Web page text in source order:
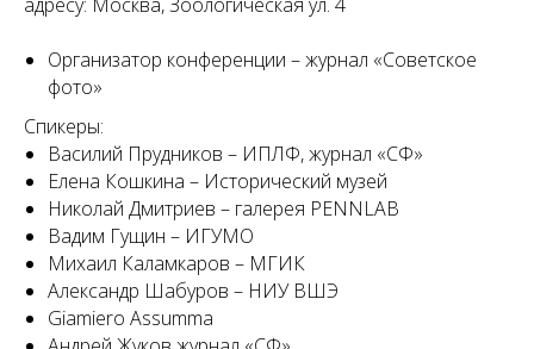
Организатор конференции – журнал «Советское
фото»
Спикеры:
Василий Прудников – ИПЛФ, журнал «СФ»
Елена Кошкина – Исторический музей
Николай Дмитриев – галерея PENNLAB
Вадим Гущин – ИГУМО
Михаил Каламкаров – МГИК
Александр Шабуров – НИУ ВШЭ
Giamiero Assumma